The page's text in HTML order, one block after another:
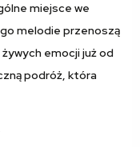
miejsce we
melodie przenoszą
emocji już od
podróż, która